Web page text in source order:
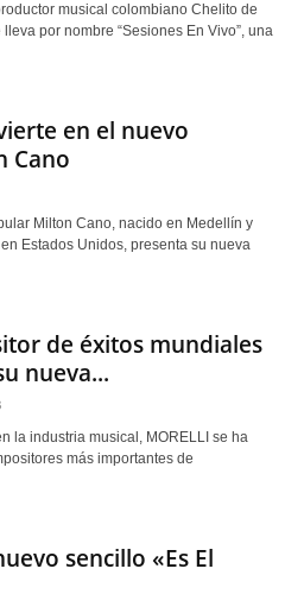
musical colombiano Chelito de
por nombre “Sesiones En Vivo”, una
en el nuevo
Cano
Milton Cano, nacido en Medellín y
Estados Unidos, presenta su nueva
de éxitos mundiales
nueva...
la industria musical, MORELLI se ha
más importantes de
sencillo «Es El